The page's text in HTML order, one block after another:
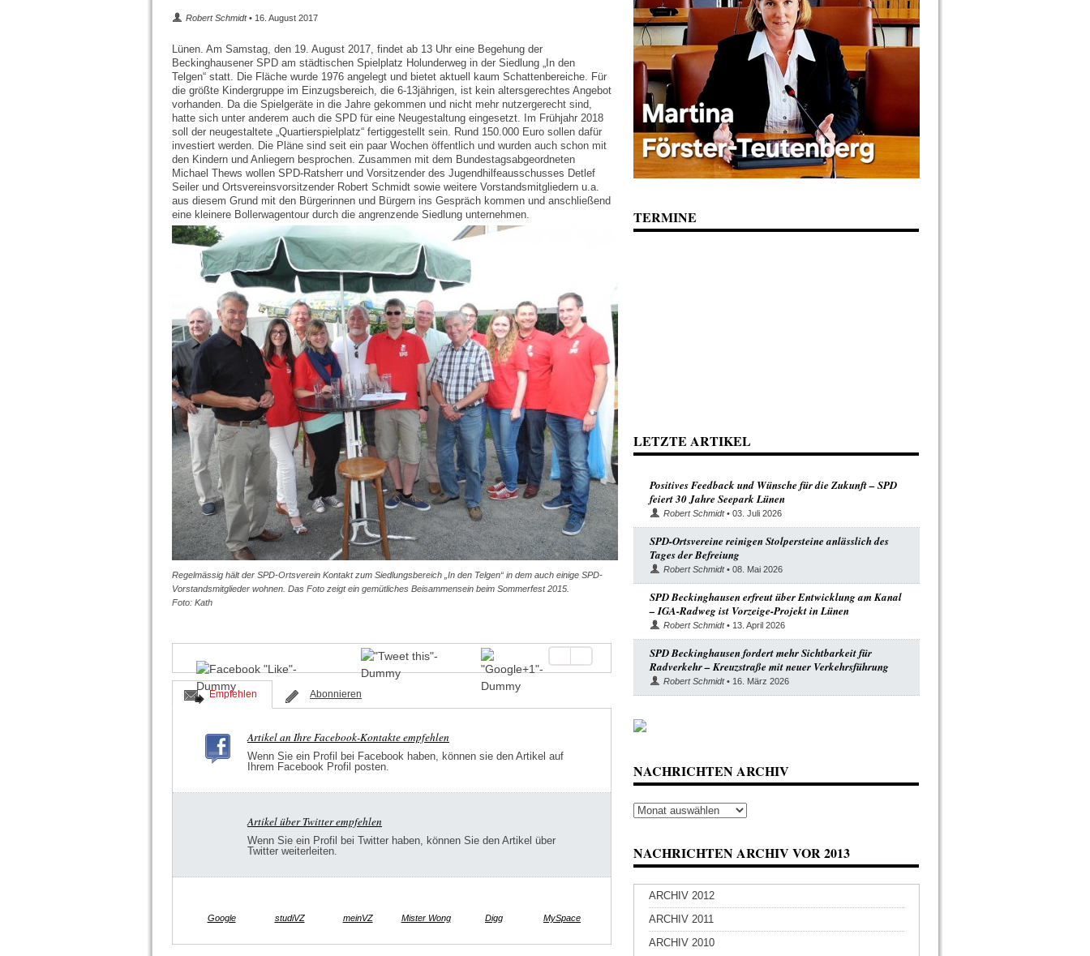
Robert Schmidt• 16. August 2017
Lünen. Am Samstag, den 19. August 2017, findet ab 13 Uhr eine Begehung der
Beckinghausener SPD am städtischen Spielplatz Holunderweg in der Siedlung „In den
Telgen“ statt. Die Fläche wurde 1976 angelegt und bietet aktuell kaum Schattenbereiche. Für
die größte Kindergruppe im Einzugsbereich, die 6-13jährigen, ist kein altersgerechtes Angebot
vorhanden. Da die Spielgeräte in die Jahre gekommen und nicht mehr nutzergerecht sind,
hatte sich unter anderem auch die SPD für eine Neugestaltung eingesetzt. Im Frühjahr 2018
soll der neugestaltete „Quartierspielplatz“ fertiggestellt sein. Rund 150.000 Euro sollen dafür
investiert werden. Die Pläne sind seit ein paar Wochen öffentlich und wurden auch schon mit
den Kindern und Anliegern besprochen. Zusammen mit dem Bundestagsabgeordneten
Michael Thews wollen SPD-Ratsherr und Vorsitzender des Jugendhilfeausschusses Detlef
Seiler und Ortsvereinsvorsitzender Robert Schmidt sowie weitere Vorstandsmitgliedern u.a.
aus diesem Grund mit den Bürgerinnen und Bürgern ins Gespräch kommen und anschließend
eine kleinere Bollerwagentour durch die angrenzende Siedlung unternehmen.
Regelmässig hält der SPD-Ortsverein Kontakt zum Siedlungsbereich „In den Telgen“ in dem auch einige SPD-
Vorstandsmitglieder wohnen. Das Foto zeigt ein gemütliches Beisammensein beim Sommerfest 2015.
Foto: Kath
Empfehlen Abonnieren
Artikel an Ihre Facebook-Kontakte empfehlen
Wenn Sie ein Profil bei Facebook haben, können sie den Artikel auf
Ihrem Facebook Profil posten.
Artikel über Twitter empfehlen
Wenn Sie ein Profil bei Twitter haben, können Sie den Artikel über
Twitter weiterleiten.
Google studiVZ meinVZ Mister Wong Digg MySpace
TERMINE
LETZTE ARTIKEL
Positives Feedback und Wünsche für die Zukunft – SPD
feiert 30 Jahre Seepark Lünen
Robert Schmidt• 03. Juli 2026
SPD-Ortsvereine reinigen Stolpersteine anlässlich des
Tages der Befreiung
Robert Schmidt• 08. Mai 2026
SPD Beckinghausen erfreut über Entwicklung am Kanal
– IGA-Radweg ist Vorzeige-Projekt in Lünen
Robert Schmidt• 13. April 2026
SPD Beckinghausen fordert mehr Sichtbarkeit für
Radverkehr – Kreuzstraße mit neuer Verkehrsführung
Robert Schmidt• 16. März 2026
NACHRICHTEN ARCHIV
Nachrichten
NACHRICHTEN ARCHIV VOR 2013
ARCHIV 2012
ARCHIV 2011
ARCHIV 2010